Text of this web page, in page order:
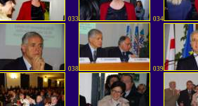
033 034
038 039